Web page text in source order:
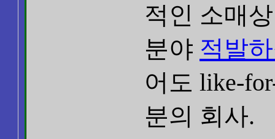
적인 소매
분야 적발
어도 like-
분의 회사.